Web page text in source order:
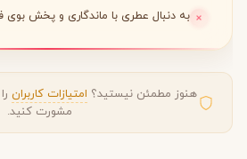
به دنبال عطری با ماندگاری و پخش بوی
هنوز مطمئن نیستید؟ امتیازات کاربران
مشورت کنید.